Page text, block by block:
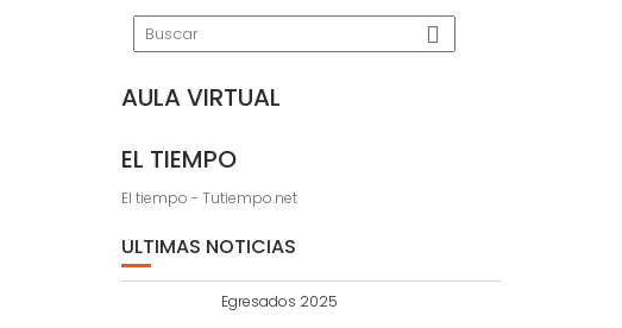
AULA VIRTUAL
EL TIEMPO
El tiempo - Tutiempo.net
ULTIMAS NOTICIAS
Egresados 2025